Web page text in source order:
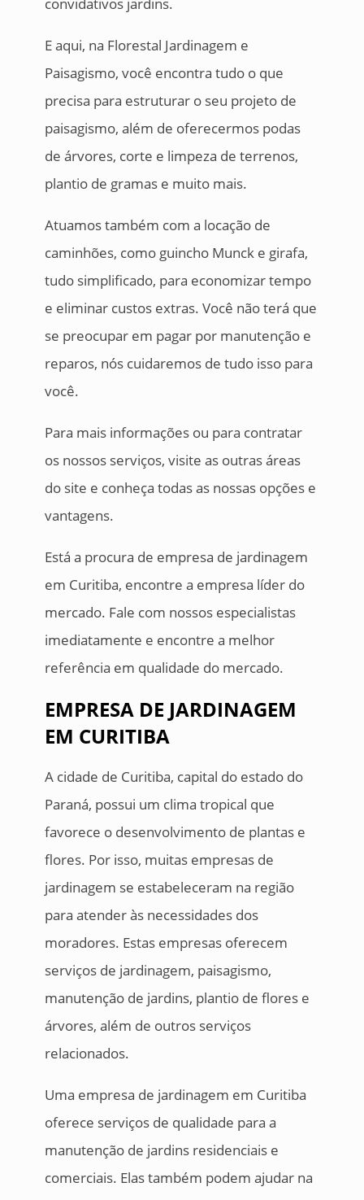
E aqui, na Florestal Jardinagem e
Paisagismo, você encontra tudo o que
precisa para estruturar o seu projeto de
paisagismo, além de oferecermos podas
de árvores, corte e limpeza de terrenos,
plantio de gramas e muito mais.
Atuamos também com a locação de
caminhões, como guincho Munck e girafa,
tudo simplificado, para economizar tempo
e eliminar custos extras. Você não terá que
se preocupar em pagar por manutenção e
reparos, nós cuidaremos de tudo isso para
você.
Para mais informações ou para contratar
os nossos serviços, visite as outras áreas
do site e conheça todas as nossas opções e
vantagens.
Está a procura de empresa de jardinagem
em Curitiba, encontre a empresa líder do
mercado. Fale com nossos especialistas
imediatamente e encontre a melhor
referência em qualidade do mercado.
EMPRESA DE JARDINAGEM
EM CURITIBA
A cidade de Curitiba, capital do estado do
Paraná, possui um clima tropical que
favorece o desenvolvimento de plantas e
flores. Por isso, muitas empresas de
jardinagem se estabeleceram na região
para atender às necessidades dos
moradores. Estas empresas oferecem
serviços de jardinagem, paisagismo,
manutenção de jardins, plantio de flores e
árvores, além de outros serviços
relacionados.
Uma empresa de jardinagem em Curitiba
oferece serviços de qualidade para a
manutenção de jardins residenciais e
comerciais. Elas também podem ajudar na